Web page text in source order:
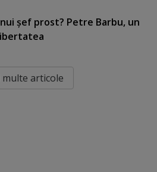
şef prost? Petre Barbu, un
multe articole